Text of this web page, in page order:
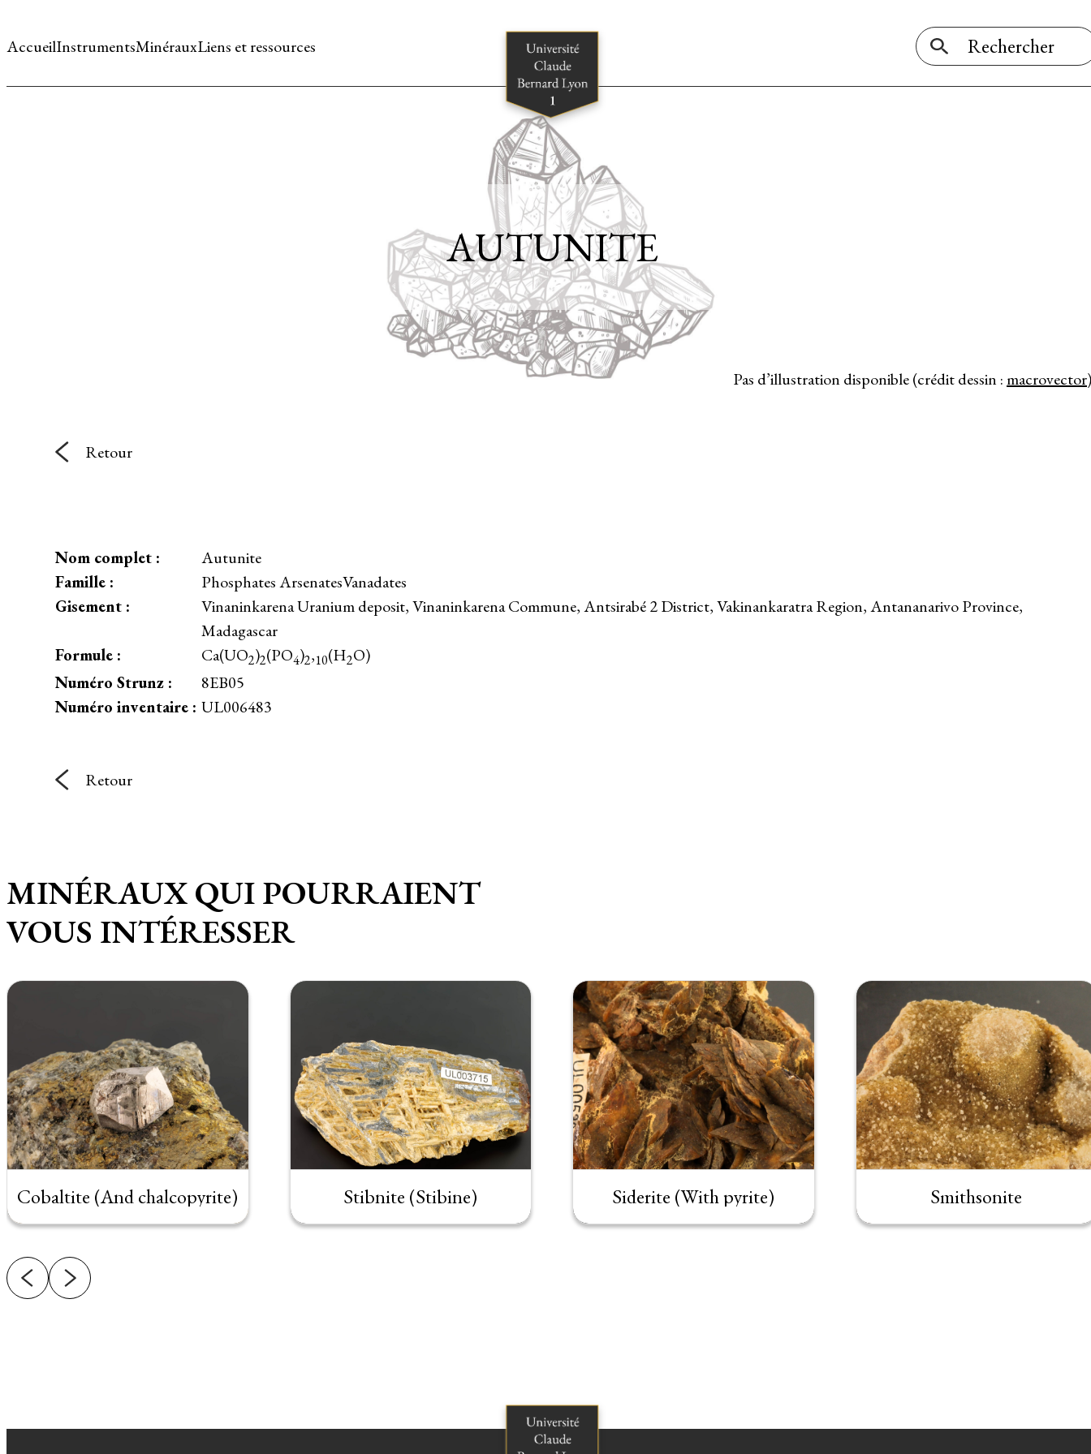
AccueilInstrumentsMinérauxLiens et ressources
Pas d’illustration disponible (crédit dessin :macrovector)
AUTUNITE
Retour
Nom complet :
Autunite
Famille :
Phosphates ArsenatesVanadates
Gisement :
Vinaninkarena Uranium deposit, Vinaninkarena Commune, Antsirabé 2 District, Vakinankaratra Region, Antananarivo Province,
Madagascar
Formule :
Ca(UO2)2(PO4)2,10(H2O)
Numéro Strunz :
8EB05
Numéro inventaire : UL006483
Retour
MINÉRAUX QUI POURRAIENT
VOUS INTÉRESSER
Cobaltite (And chalcopyrite) Stibnite (Stibine) Siderite (With pyrite) Smithsonite